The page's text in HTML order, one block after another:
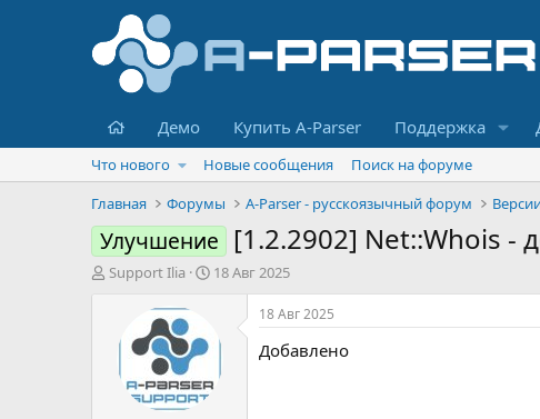
Главная
Демо Купить A-Parser Поддержка
Что нового Новые сообщения
Поиск на форуме
Главная
Форумы A-Parser - русскоязычный форум
Улучшение [1.2.2902] Net::Whois -
А
Support Ilia
Д
ч
18 Авг 2025
18 Авг 2025
Добавлено